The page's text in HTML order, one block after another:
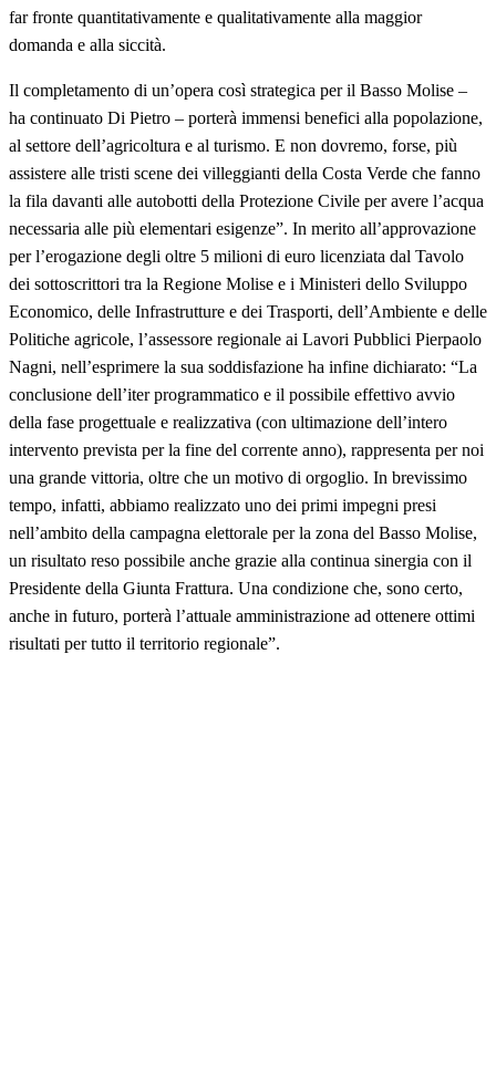
far fronte quantitativamente e qualitativamente alla maggior
domanda e alla siccità.
Il completamento di un’opera così strategica per il Basso Molise –
ha continuato Di Pietro – porterà immensi benefici alla popolazione,
al settore dell’agricoltura e al turismo. E non dovremo, forse, più
assistere alle tristi scene dei villeggianti della Costa Verde che fanno
la fila davanti alle autobotti della Protezione Civile per avere l’acqua
necessaria alle più elementari esigenze”. In merito all’approvazione
per l’erogazione degli oltre 5 milioni di euro licenziata dal Tavolo
dei sottoscrittori tra la Regione Molise e i Ministeri dello Sviluppo
Economico, delle Infrastrutture e dei Trasporti, dell’Ambiente e delle
Politiche agricole, l’assessore regionale ai Lavori Pubblici Pierpaolo
Nagni, nell’esprimere la sua soddisfazione ha infine dichiarato: “La
conclusione dell’iter programmatico e il possibile effettivo avvio
della fase progettuale e realizzativa (con ultimazione dell’intero
intervento prevista per la fine del corrente anno), rappresenta per noi
una grande vittoria, oltre che un motivo di orgoglio. In brevissimo
tempo, infatti, abbiamo realizzato uno dei primi impegni presi
nell’ambito della campagna elettorale per la zona del Basso Molise,
un risultato reso possibile anche grazie alla continua sinergia con il
Presidente della Giunta Frattura. Una condizione che, sono certo,
anche in futuro, porterà l’attuale amministrazione ad ottenere ottimi
risultati per tutto il territorio regionale”.